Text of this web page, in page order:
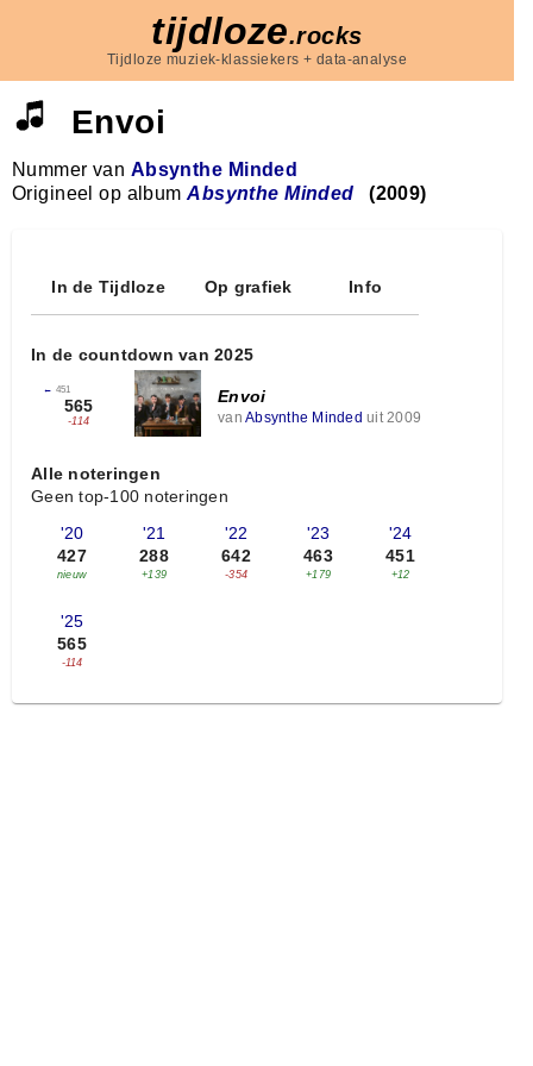
tijdloze.rocks
Tijdloze muziek-klassiekers + data-analyse
Envoi
Nummer van Absynthe Minded
Origineel op albumAbsynthe Minded (2009)
In de Tijdloze Op grafiek Info
In de countdown van 2025
← 451
565
-114
Envoi
van Absynthe Minded uit 2009
Alle noteringen
Geen top-100 noteringen
'20
427
nieuw
'21
288
+139
'22
642
-354
'23
463
+179
'24
451
+12
'25
565
-114